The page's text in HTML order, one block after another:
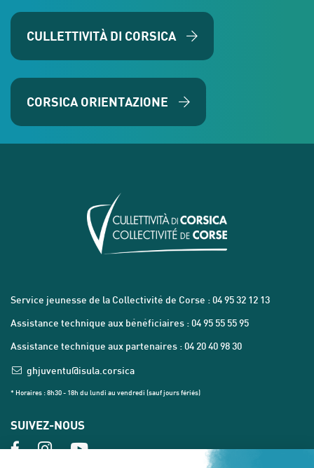
CULLETTIVITÀ DI CORSICA
CORSICA ORIENTAZIONE
Service jeunesse de la Collectivité de Corse : 04 95 32 12 13
Assistance technique aux bénéficiaires : 04 95 55 55 95
Assistance technique aux partenaires : 04 20 40 98 30
ghjuventu@isula.corsica
* Horaires : 8h30 - 18h du lundi au vendredi (sauf jours fériés)
SUIVEZ-NOUS